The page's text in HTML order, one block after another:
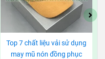
Top 7 chất liệu vải sử dụng
may mũ nón đồng phục